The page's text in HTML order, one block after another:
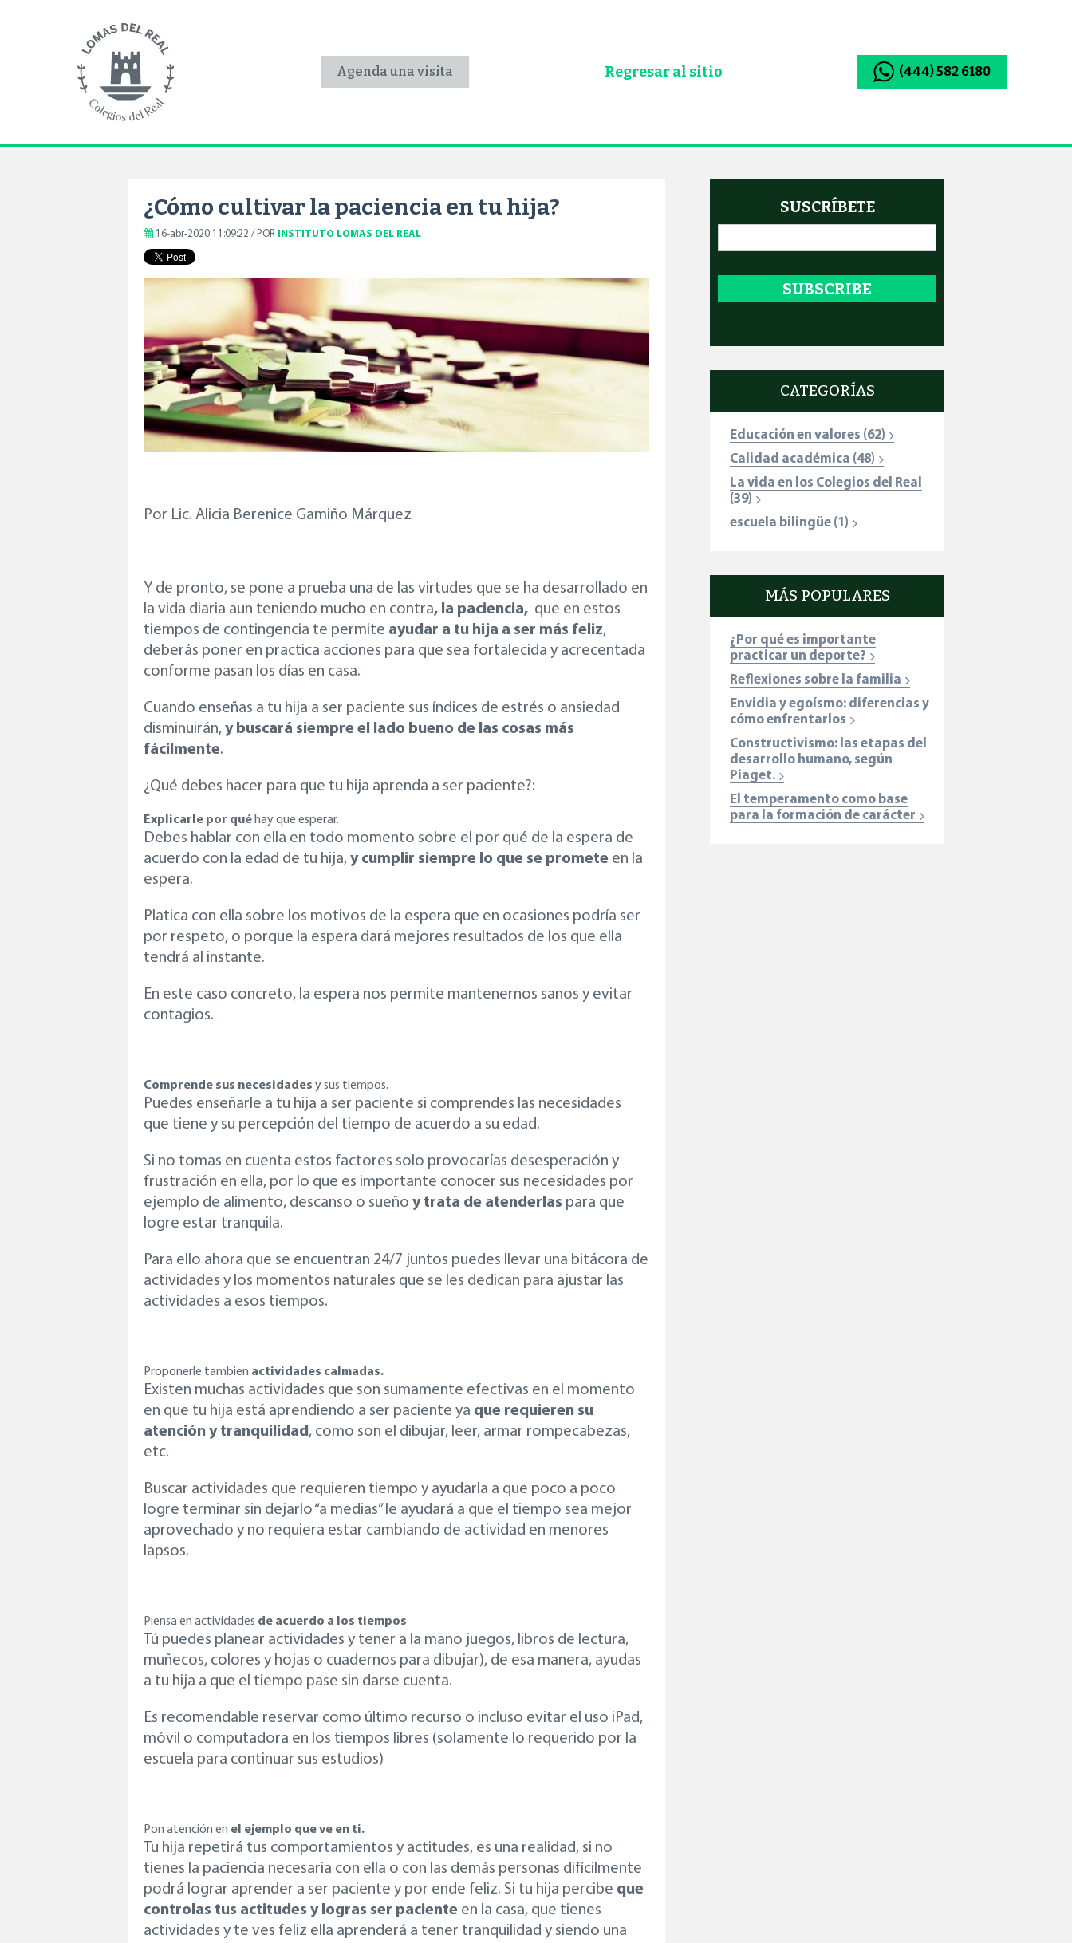
Agenda una visita Regresar al sitio (444) 582 6180
¿Cómo cultivar la paciencia en tu hija?
16-abr-2020 11:09:22 / POR INSTITUTO LOMAS DEL REAL
Por Lic. Alicia Berenice Gamiño Márquez
Y de pronto, se pone a prueba una de las virtudes que se ha desarrollado en
la vida diaria aun teniendo mucho en contra, la paciencia, que en estos
tiempos de contingencia te permite ayudar a tu hija a ser más feliz,
deberás poner en practica acciones para que sea fortalecida y acrecentada
conforme pasan los días en casa.
Cuando enseñas a tu hija a ser paciente sus índices de estrés o ansiedad
disminuirán, y buscará siempre el lado bueno de las cosas más
fácilmente.
¿Qué debes hacer para que tu hija aprenda a ser paciente?:
Explicarle por qué hay que esperar.
Debes hablar con ella en todo momento sobre el por qué de la espera de
acuerdo con la edad de tu hija, y cumplir siempre lo que se promete en la
espera.
Platica con ella sobre los motivos de la espera que en ocasiones podría ser
por respeto, o porque la espera dará mejores resultados de los que ella
tendrá al instante.
En este caso concreto, la espera nos permite mantenernos sanos y evitar
contagios.
Comprende sus necesidades y sus tiempos.
Puedes enseñarle a tu hija a ser paciente si comprendes las necesidades
que tiene y su percepción del tiempo de acuerdo a su edad.
Si no tomas en cuenta estos factores solo provocarías desesperación y
frustración en ella, por lo que es importante conocer sus necesidades por
ejemplo de alimento, descanso o sueño y trata de atenderlas para que
logre estar tranquila.
Para ello ahora que se encuentran 24/7 juntos puedes llevar una bitácora de
actividades y los momentos naturales que se les dedican para ajustar las
actividades a esos tiempos.
Proponerle tambien actividades calmadas.
Existen muchas actividades que son sumamente efectivas en el momento
en que tu hija está aprendiendo a ser paciente ya que requieren su
atención y tranquilidad, como son el dibujar, leer, armar rompecabezas,
etc.
Buscar actividades que requieren tiempo y ayudarla a que poco a poco
logre terminar sin dejarlo “a medias” le ayudará a que el tiempo sea mejor
aprovechado y no requiera estar cambiando de actividad en menores
lapsos.
Piensa en actividades de acuerdo a los tiempos
Tú puedes planear actividades y tener a la mano juegos, libros de lectura,
muñecos, colores y hojas o cuadernos para dibujar), de esa manera, ayudas
a tu hija a que el tiempo pase sin darse cuenta.
Es recomendable reservar como último recurso o incluso evitar el uso iPad,
móvil o computadora en los tiempos libres (solamente lo requerido por la
escuela para continuar sus estudios)
Pon atención en el ejemplo que ve en ti.
Tu hija repetirá tus comportamientos y actitudes, es una realidad, si no
tienes la paciencia necesaria con ella o con las demás personas difícilmente
podrá lograr aprender a ser paciente y por ende feliz. Si tu hija percibe que
controlas tus actitudes y logras ser paciente en la casa, que tienes
actividades y te ves feliz ella aprenderá a tener tranquilidad y siendo una
SUSCRÍBETE
CATEGORÍAS
Educación en valores (62)
Calidad académica (48)
La vida en los Colegios del Real
(39)
escuela bilingüe (1)
MÁS POPULARES
¿Por qué es importante
practicar un deporte?
Reflexiones sobre la familia
Envidia y egoísmo: diferencias y
cómo enfrentarlos
Constructivismo: las etapas del
desarrollo humano, según
Piaget.
El temperamento como base
para la formación de carácter